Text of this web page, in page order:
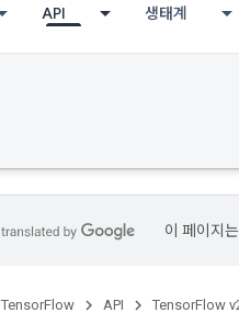
API 생태계
이 페이지는
TensorFlow API TensorFlow